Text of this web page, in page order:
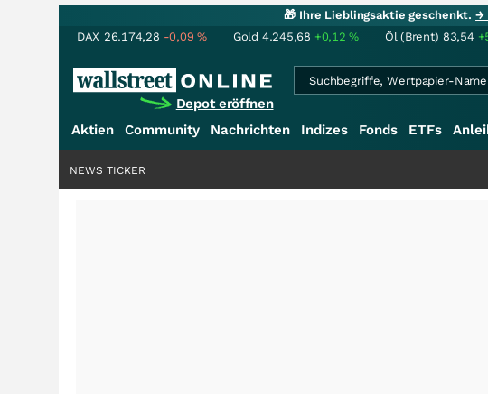
🎁 Ihre Lieblingsaktie geschenkt.→
DAX 26.174,28 -0,09% Gold 4.245,68 +0,12% Öl (Brent) 83,54
Depot eröffnen
Aktien Community Nachrichten Indizes Fonds ETFs
NEWS TICKER